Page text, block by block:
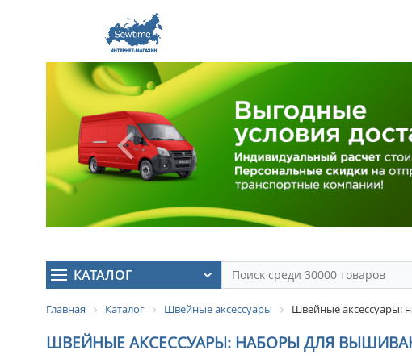
КАТАЛОГ
Главная Каталог Швейные аксессуары Швейные аксессуары:
ШВЕЙНЫЕ АКСЕССУАРЫ: НАБОРЫ ДЛЯ